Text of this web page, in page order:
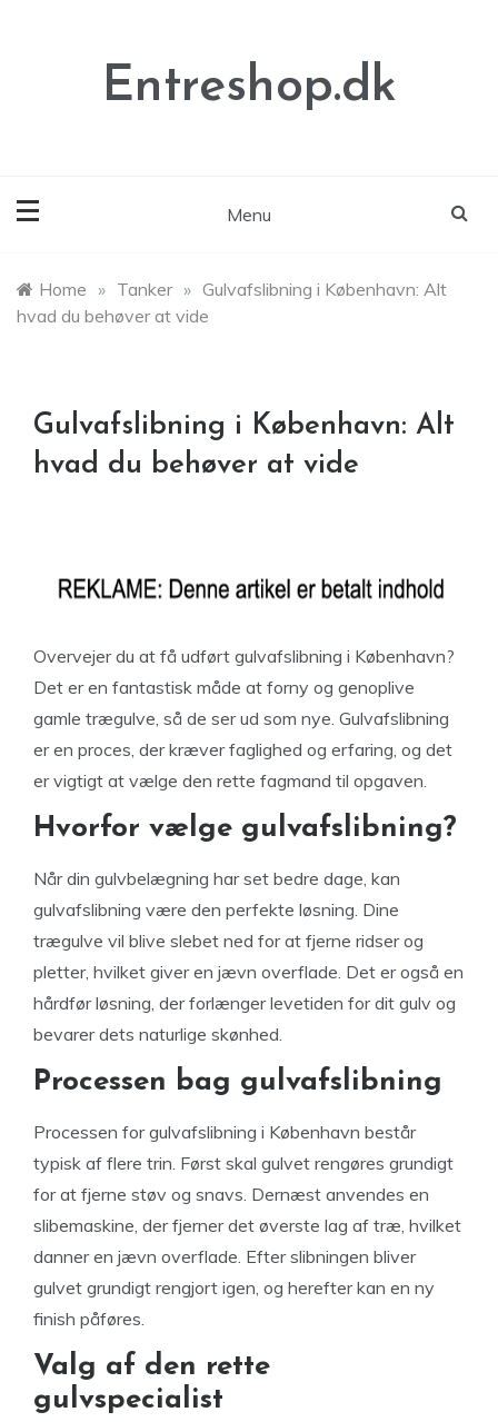
Entreshop.dk
Menu
Home » Tanker » Gulvafslibning i København: Alt
hvad du behøver at vide
Gulvafslibning i København: Alt
hvad du behøver at vide
Overvejer du at få udført gulvafslibning i København?
Det er en fantastisk måde at forny og genoplive
gamle trægulve, så de ser ud som nye. Gulvafslibning
er en proces, der kræver faglighed og erfaring, og det
er vigtigt at vælge den rette fagmand til opgaven.
Hvorfor vælge gulvafslibning?
Når din gulvbelægning har set bedre dage, kan
gulvafslibning være den perfekte løsning. Dine
trægulve vil blive slebet ned for at fjerne ridser og
pletter, hvilket giver en jævn overflade. Det er også en
hårdfør løsning, der forlænger levetiden for dit gulv og
bevarer dets naturlige skønhed.
Processen bag gulvafslibning
Processen for gulvafslibning i København består
typisk af flere trin. Først skal gulvet rengøres grundigt
for at fjerne støv og snavs. Dernæst anvendes en
slibemaskine, der fjerner det øverste lag af træ, hvilket
danner en jævn overflade. Efter slibningen bliver
gulvet grundigt rengjort igen, og herefter kan en ny
finish påføres.
Valg af den rette
gulvspecialist